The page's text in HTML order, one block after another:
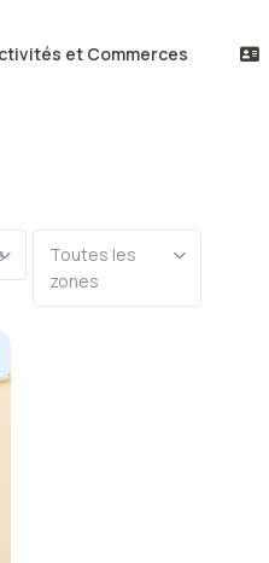
et Commerces
Toutes les
zones